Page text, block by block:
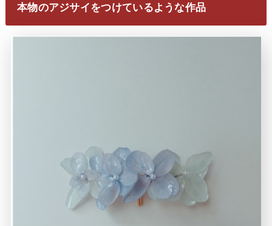
本物のアジサイをつけているような作品